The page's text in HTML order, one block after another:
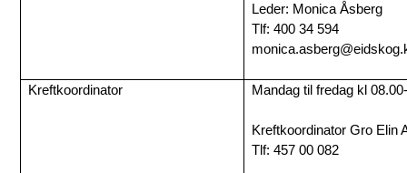
Leder: Monica Åsberg
Tlf: 400 34 594
Kreftkoordinator Mandag til fredag kl
Kreftkoordinator Gro Elin
Tlf: 457 00 082